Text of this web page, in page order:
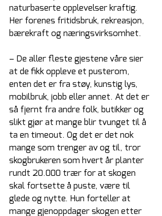
naturbaserte opplevelser kraftig.
Her forenes fritidsbruk, rekreasjon,
bærekraft og næringsvirksomhet.
– De aller fleste gjestene våre sier
at de fikk oppleve et pusterom,
enten det er fra støy, kunstig lys,
mobilbruk, jobb eller annet. At det er
så fjernt fra andre folk, butikker og
slikt gjør at mange blir tvunget til å
ta en timeout. Og det er det nok
mange som trenger av og til, tror
skogbrukeren som hvert år planter
rundt 20.000 trær for at skogen
skal fortsette å puste, være til
glede og nytte. Hun forteller at
mange gjenoppdager skogen etter